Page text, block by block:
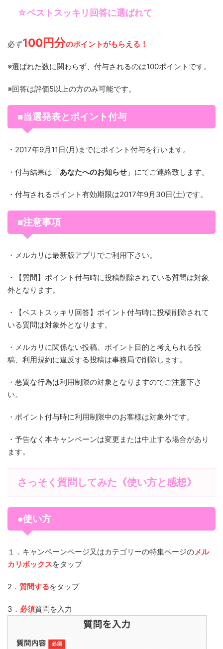
☆ベストスッキリ回答に選ばれて
必ず100円分のポイントがもらえる！
※選ばれた数に関わらず、付与されるのは100ポイントです。
※回答は評価5以上の方のみ可能です。
■当選発表とポイント付与
・2017年9月11日(月)までにポイント付与を行います。
・付与結果は「あなたへのお知らせ 」にてご連絡致します。
・付与されるポイント有効期限は2017年9月30日(土)です。
■注意事項
・メルカリは最新版アプリでご利用下さい。
・【質問】ポイント付与時に投稿削除されている質問は対象
外となります。
・【ベストスッキリ回答】ポイント付与時に投稿削除されて
いる質問は対象外となります。
・メルカリに関係ない投稿、ポイント目的と考えられる投
稿、利用規約に違反する投稿は事務局で削除します。
・悪質な行為は利用制限の対象となりますのでご注意下さ
い。
・ポイント付与時に利用制限中のお客様は対象外です。
・予告なく本キャンペーンは変更または中止する場合があり
ます。
さっそく質問してみた《使い方と感想》
●使い方
１．キャンペーンページ又はカテゴリーの特集ページのメル
カリボックスをタップ
2． 質問するをタップ
3． 必須質問を入力